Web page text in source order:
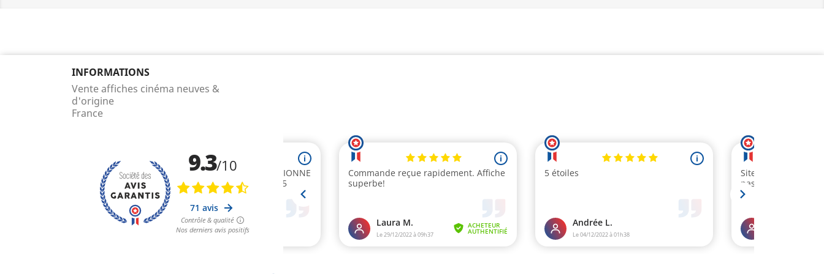
INFORMATIONS
Vente affiches cinéma neuves &
d'origine
France